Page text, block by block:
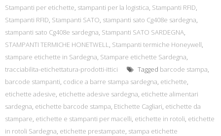
Stampanti per etichette, stampanti per la logistica, Stampanti RFID,
Stampanti RFID, Stampanti SATO, stampanti sato Cg408e sardegna,
stampanti sato Cg408e sardegna, Stampanti SATO SARDEGNA,
STAMPANTI TERMICHE HONETWELL, Stampanti termiche Honeywell,
stampare etichette in Sardegna, Stampare etichette Sardegna,
tracciabilita-etichettatura-prodotti-ittici
Tagged barcode stampa,
barcode stampanti, codice a barre stampa sardegna, etichette,
etichette adesive, etichette adesive sardegna, etichette alimentari
sardegna, etichette barcode stampa, Etichette Cagliari, etichette da
stampare, etichette e stampanti per macelli, etichette in rotoli, etichette
in rotoli Sardegna, etichette prestampate, stampa etichette